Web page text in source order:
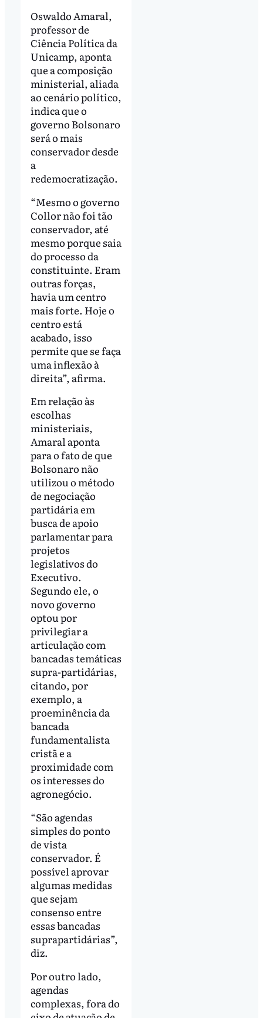
Oswaldo Amaral,
professor de
Ciência Política da
Unicamp, aponta
que a composição
ministerial, aliada
ao cenário político,
indica que o
governo Bolsonaro
será o mais
conservador desde
a
redemocratização.
“Mesmo o governo
Collor não foi tão
conservador, até
mesmo porque saia
do processo da
constituinte. Eram
outras forças,
havia um centro
mais forte. Hoje o
centro está
acabado, isso
permite que se faça
uma inflexão à
direita”, afirma.
Em relação às
escolhas
ministeriais,
Amaral aponta
para o fato de que
Bolsonaro não
utilizou o método
de negociação
partidária em
busca de apoio
parlamentar para
projetos
legislativos do
Executivo.
Segundo ele, o
novo governo
optou por
privilegiar a
articulação com
bancadas temáticas
supra-partidárias,
citando, por
exemplo, a
proeminência da
bancada
fundamentalista
cristã e a
proximidade com
os interesses do
agronegócio.
“São agendas
simples do ponto
de vista
conservador. É
possível aprovar
algumas medidas
que sejam
consenso entre
essas bancadas
suprapartidárias”,
diz.
Por outro lado,
agendas
complexas, fora do